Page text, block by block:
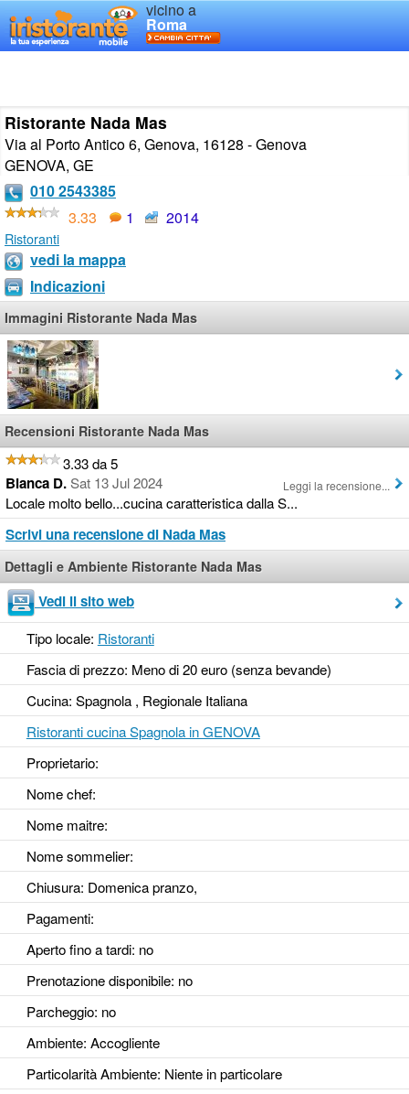
vicino a
Roma
Ristorante Nada Mas
Via al Porto Antico 6, Genova, 16128 - Genova
GENOVA, GE
010 2543385
3.33
1 2014
Ristoranti
vedi la mappa
Indicazioni
Immagini Ristorante Nada Mas
Recensioni Ristorante Nada Mas
3.33 da 5
Bianca D.Sat 13 Jul 2024
Locale molto bello...cucina caratteristica dalla S...
Leggi la recensione...
Scrivi una recensione di Nada Mas
Dettagli e Ambiente Ristorante Nada Mas
Vedi il sito web
Tipo locale: Ristoranti
Fascia di prezzo: Meno di 20 euro (senza bevande)
Cucina: Spagnola , Regionale Italiana
Ristoranti cucina Spagnola in GENOVA
Proprietario:
Nome chef:
Nome maitre:
Nome sommelier:
Chiusura: Domenica pranzo,
Pagamenti:
Aperto fino a tardi: no
Prenotazione disponibile: no
Parcheggio: no
Ambiente: Accogliente
Particolarità Ambiente: Niente in particolare